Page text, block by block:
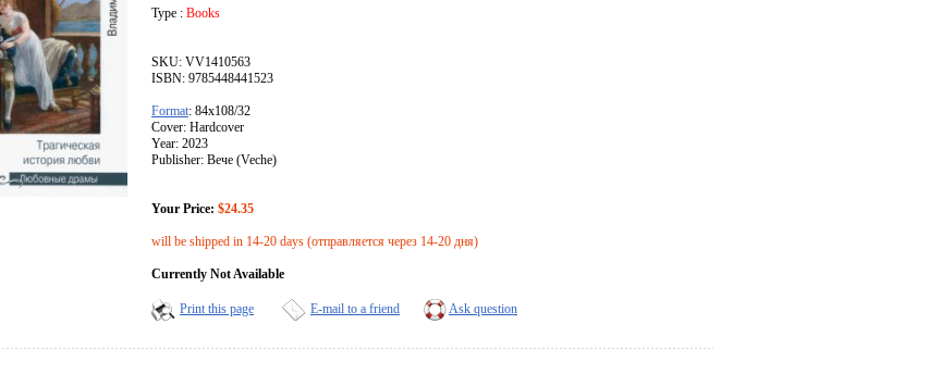
Type : Books
SKU: VV1410563
ISBN: 9785448441523
Format: 84x108/32
Cover: Hardcover
Year: 2023
Publisher: Вече (Veche)
Your Price: $24.35
will be shipped in 14-20 days (отправляется через 14-20 дня)
Currently Not Available
Print this page E-mail to a friend Ask question